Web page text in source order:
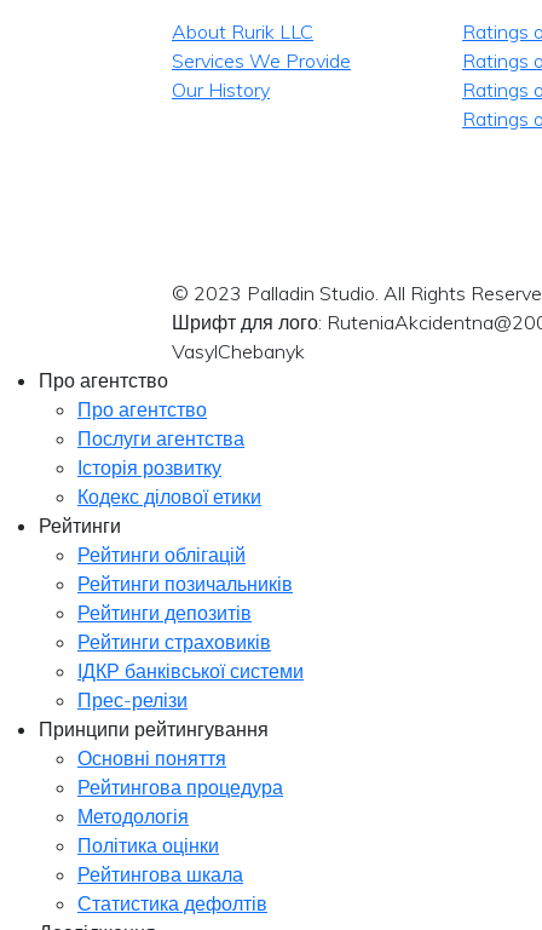
About Rurik LLC
Services We Provide
Our History
Ratings
Ratings
Ratings
Ratings
© 2023 Palladin Studio. All Rights
Шрифт для лого:
VasylChebanyk
Про агентство
Про агентство
Послуги агентства
Історія розвитку
Кодекс ділової етики
Рейтинги
Рейтинги облігацій
Рейтинги позичальників
Рейтинги депозитів
Рейтинги страховиків
ІДКР банківської системи
Прес-релізи
Принципи рейтингування
Основні поняття
Рейтингова процедура
Методологія
Політика оцінки
Рейтингова шкала
Статистика дефолтів